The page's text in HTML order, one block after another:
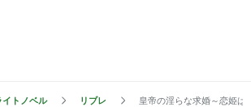
イトノベル リブレ 皇帝の淫らな求婚～恋姫は